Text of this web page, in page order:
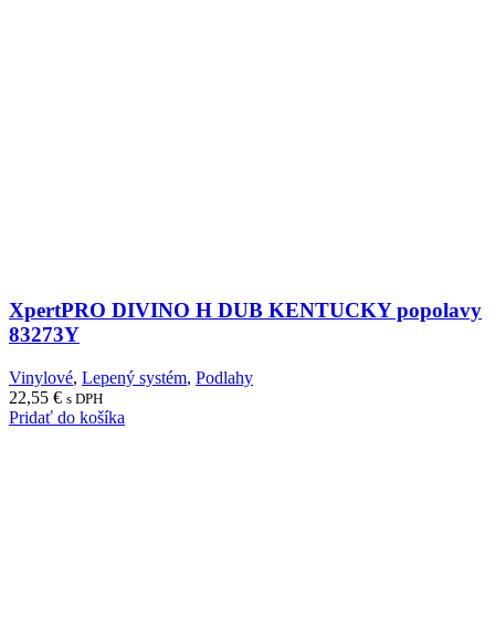
XpertPRO DIVINO H DUB KENTUCKY popolavy
83273Y
Vinylové, Lepený systém, Podlahy
22,55 € s DPH
Pridať do košíka